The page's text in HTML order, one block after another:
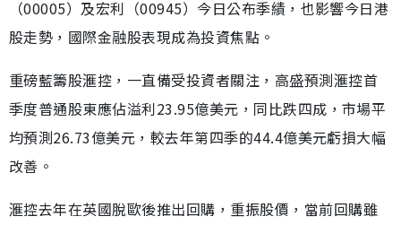
（00005）及宏利（00945）今日公布季績，也影響今日港
股走勢，國際金融股表現成為投資焦點。
重磅藍籌股滙控，一直備受投資者關注，高盛預測滙控首
季度普通股東應佔溢利23.95億美元，同比跌四成，市場平
均預測26.73億美元，較去年第四季的44.4億美元虧損大幅
改善。
滙控去年在英國脫歐後推出回購，重振股價，當前回購雖